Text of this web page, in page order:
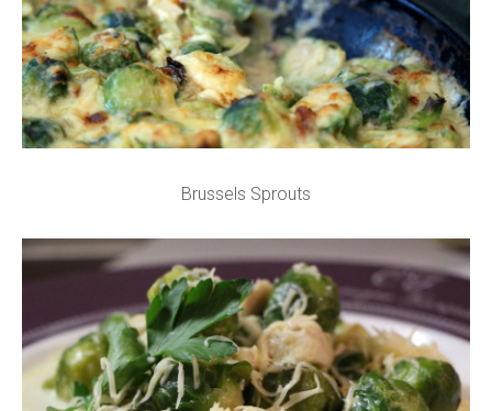
Brussels Sprouts